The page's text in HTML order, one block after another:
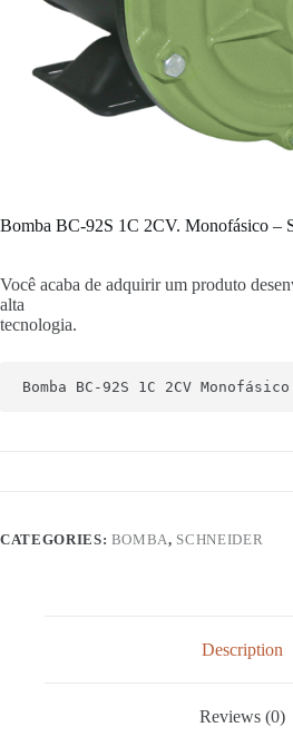
Bomba BC-92S 1C 2CV. Monofásico –
Você acaba de adquirir um produto
alta
tecnologia.
Bomba BC-92S 1C 2CV
CATEGORIES: BOMBA, SCHNEIDER
Description
Reviews (0)